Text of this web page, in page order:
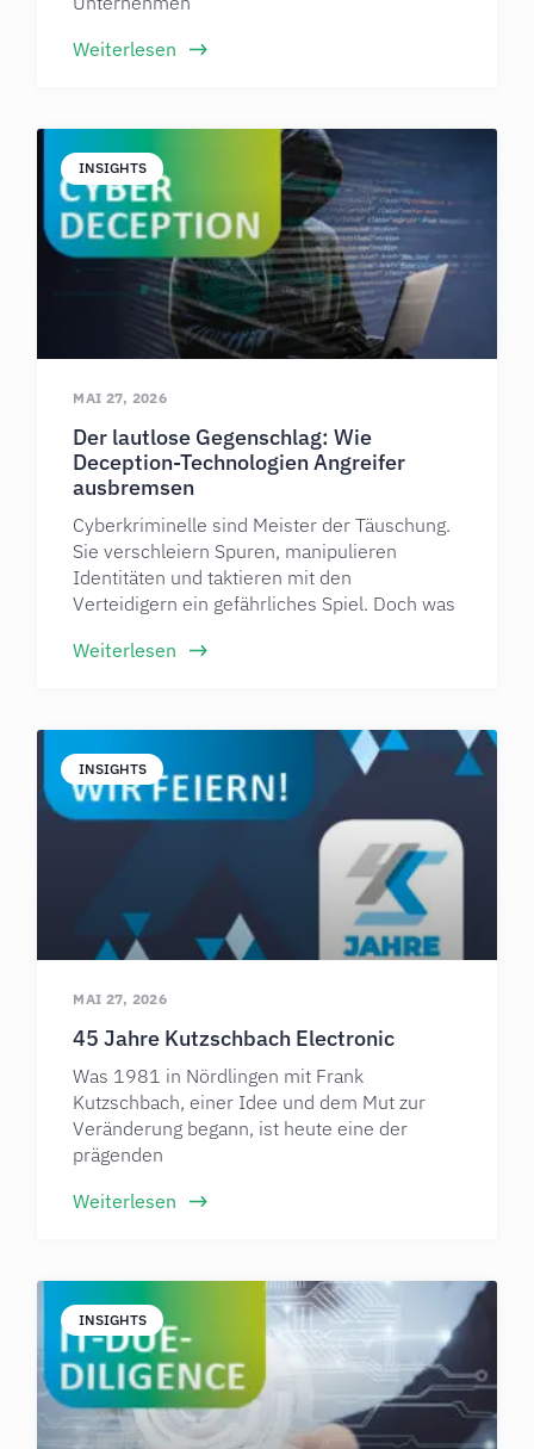
Weiterlesen
INSIGHTS
Der lautlose Gegenschlag: Wie
Deception-Technologien Angreifer
ausbremsen
Cyberkriminelle sind Meister der Täuschung.
Sie verschleiern Spuren, manipulieren
Identitäten und taktieren mit den
Verteidigern ein gefährliches Spiel. Doch was
Weiterlesen
MAI 27, 2026
INSIGHTS
45 Jahre Kutzschbach Electronic
Was 1981 in Nördlingen mit Frank
Kutzschbach, einer Idee und dem Mut zur
Veränderung begann, ist heute eine der
prägenden
Weiterlesen
MAI 27, 2026
INSIGHTS